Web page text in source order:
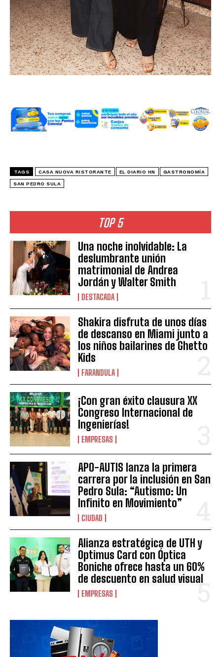
TOP 5
Una noche inolvidable: La
deslumbrante unión
matrimonial de Andrea
Jordán y Walter Smith
DESTACADA
Shakira disfruta de unos días
de descanso en Miami junto a
los niños bailarines de Ghetto
Kids
FARANDULA
¡Con gran éxito clausura XX
Congreso Internacional de
Ingenierías!
EMPRESAS
APO-AUTIS lanza la primera
carrera por la inclusión en San
Pedro Sula: “Autismo: Un
Infinito en Movimiento”
CIUDAD
Alianza estratégica de UTH y
Optimus Card con Óptica
Boniche ofrece hasta un 60%
de descuento en salud visual
EMPRESAS
TAGS CASA NUOVA RISTORANTE EL DIARIO HN GASTRONOMÍA
SAN PEDRO SULA